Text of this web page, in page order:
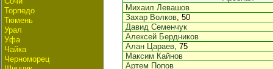
Торпедо
Тюмень
Урал
Уфа
Чайка
Черноморец
Михаил Левашов
Захар Волков, 50
Давид Семенчук
Алексей Бердников
Алан Цараев, 75
Максим Кайнов
Артем Попов